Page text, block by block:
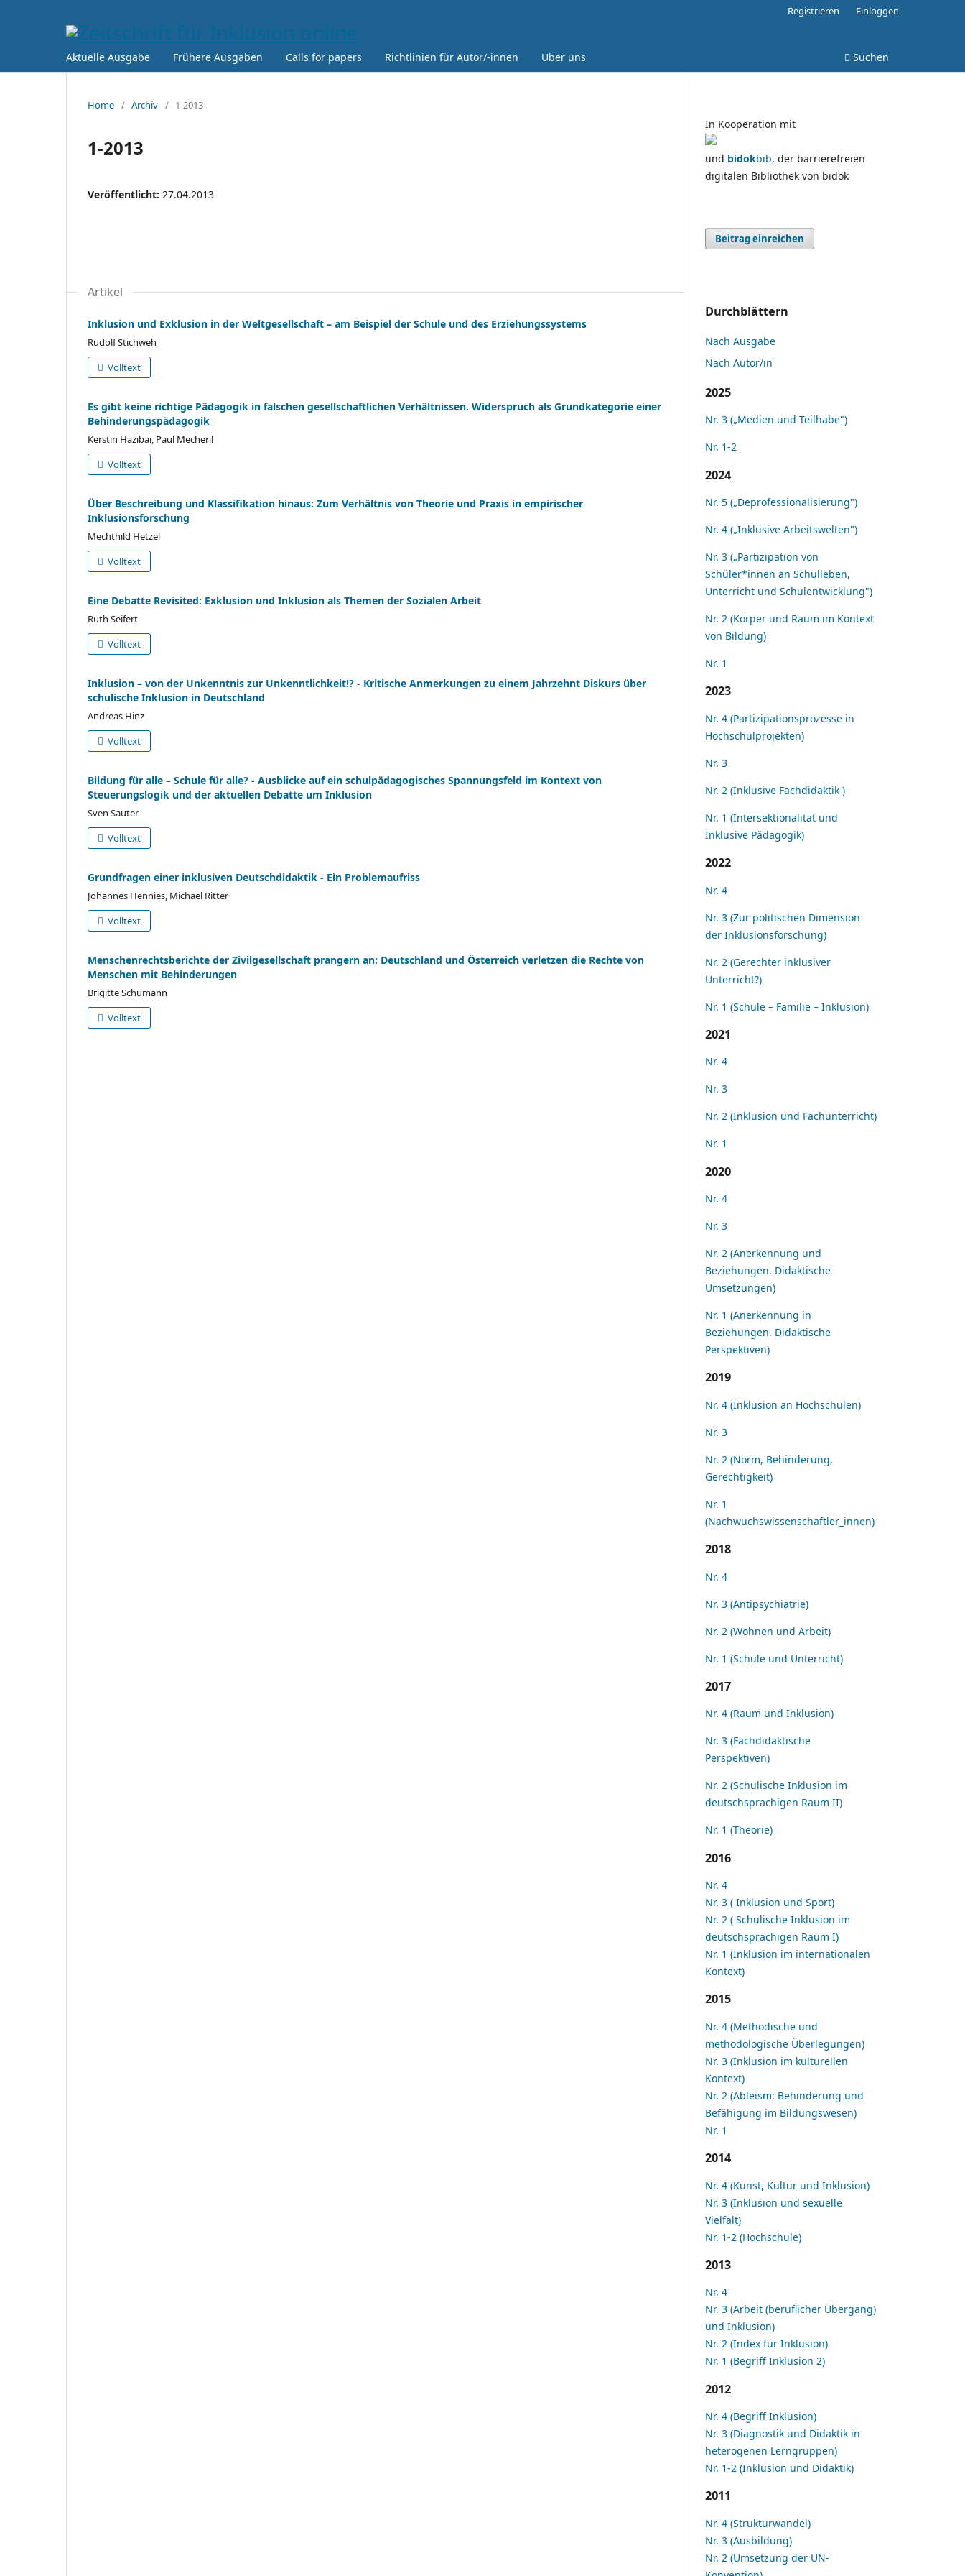
Aktuelle Ausgabe Frühere Ausgaben Calls for papers Richtlinien für Autor/-innen Über uns Suchen
Registrieren Einloggen
Home / Archiv / 1-2013
1-2013
Veröffentlicht: 27.04.2013
Artikel
Inklusion und Exklusion in der Weltgesellschaft – am Beispiel der Schule und des Erziehungssystems
Rudolf Stichweh
Volltext
Es gibt keine richtige Pädagogik in falschen gesellschaftlichen Verhältnissen. Widerspruch als Grundkategorie einer
Behinderungspädagogik
Kerstin Hazibar, Paul Mecheril
Volltext
Über Beschreibung und Klassifikation hinaus: Zum Verhältnis von Theorie und Praxis in empirischer
Inklusionsforschung
Mechthild Hetzel
Volltext
Eine Debatte Revisited: Exklusion und Inklusion als Themen der Sozialen Arbeit
Ruth Seifert
Volltext
Inklusion – von der Unkenntnis zur Unkenntlichkeit!? - Kritische Anmerkungen zu einem Jahrzehnt Diskurs über
schulische Inklusion in Deutschland
Andreas Hinz
Volltext
Bildung für alle – Schule für alle? - Ausblicke auf ein schulpädagogisches Spannungsfeld im Kontext von
Steuerungslogik und der aktuellen Debatte um Inklusion
Sven Sauter
Volltext
Grundfragen einer inklusiven Deutschdidaktik - Ein Problemaufriss
Johannes Hennies, Michael Ritter
Volltext
Menschenrechtsberichte der Zivilgesellschaft prangern an: Deutschland und Österreich verletzen die Rechte von
Menschen mit Behinderungen
Brigitte Schumann
Volltext
In Kooperation mit
und bidokbib, der barrierefreien
digitalen Bibliothek von bidok
Beitrag einreichen
Durchblättern
Nach Ausgabe
Nach Autor/in
2025
Nr. 3 („Medien und Teilhabe")
Nr. 1-2
2024
Nr. 5 („Deprofessionalisierung")
Nr. 4 („Inklusive Arbeitswelten")
Nr. 3 („Partizipation von
Schüler*innen an Schulleben,
Unterricht und Schulentwicklung")
Nr. 2 (Körper und Raum im Kontext
von Bildung)
Nr. 1
2023
Nr. 4 (Partizipationsprozesse in
Hochschulprojekten)
Nr. 3
Nr. 2 (Inklusive Fachdidaktik )
Nr. 1 (Intersektionalität und
Inklusive Pädagogik)
2022
Nr. 4
Nr. 3 (Zur politischen Dimension
der Inklusionsforschung)
Nr. 2 (Gerechter inklusiver
Unterricht?)
Nr. 1 (Schule – Familie – Inklusion)
2021
Nr. 4
Nr. 3
Nr. 2 (Inklusion und Fachunterricht)
Nr. 1
2020
Nr. 4
Nr. 3
Nr. 2 (Anerkennung und
Beziehungen. Didaktische
Umsetzungen)
Nr. 1 (Anerkennung in
Beziehungen. Didaktische
Perspektiven)
2019
Nr. 4 (Inklusion an Hochschulen)
Nr. 3
Nr. 2 (Norm, Behinderung,
Gerechtigkeit)
Nr. 1
(Nachwuchswissenschaftler_innen)
2018
Nr. 4
Nr. 3 (Antipsychiatrie)
Nr. 2 (Wohnen und Arbeit)
Nr. 1 (Schule und Unterricht)
2017
Nr. 4 (Raum und Inklusion)
Nr. 3 (Fachdidaktische
Perspektiven)
Nr. 2 (Schulische Inklusion im
deutschsprachigen Raum II)
Nr. 1 (Theorie)
2016
Nr. 4
Nr. 3 ( Inklusion und Sport)
Nr. 2 ( Schulische Inklusion im
deutschsprachigen Raum I)
Nr. 1 (Inklusion im internationalen
Kontext)
2015
Nr. 4 (Methodische und
methodologische Überlegungen)
Nr. 3 (Inklusion im kulturellen
Kontext)
Nr. 2 (Ableism: Behinderung und
Befähigung im Bildungswesen)
Nr. 1
2014
Nr. 4 (Kunst, Kultur und Inklusion)
Nr. 3 (Inklusion und sexuelle
Vielfalt)
Nr. 1-2 (Hochschule)
2013
Nr. 4
Nr. 3 (Arbeit (beruflicher Übergang)
und Inklusion)
Nr. 2 (Index für Inklusion)
Nr. 1 (Begriff Inklusion 2)
2012
Nr. 4 (Begriff Inklusion)
Nr. 3 (Diagnostik und Didaktik in
heterogenen Lerngruppen)
Nr. 1-2 (Inklusion und Didaktik)
2011
Nr. 4 (Strukturwandel)
Nr. 3 (Ausbildung)
Nr. 2 (Umsetzung der UN-